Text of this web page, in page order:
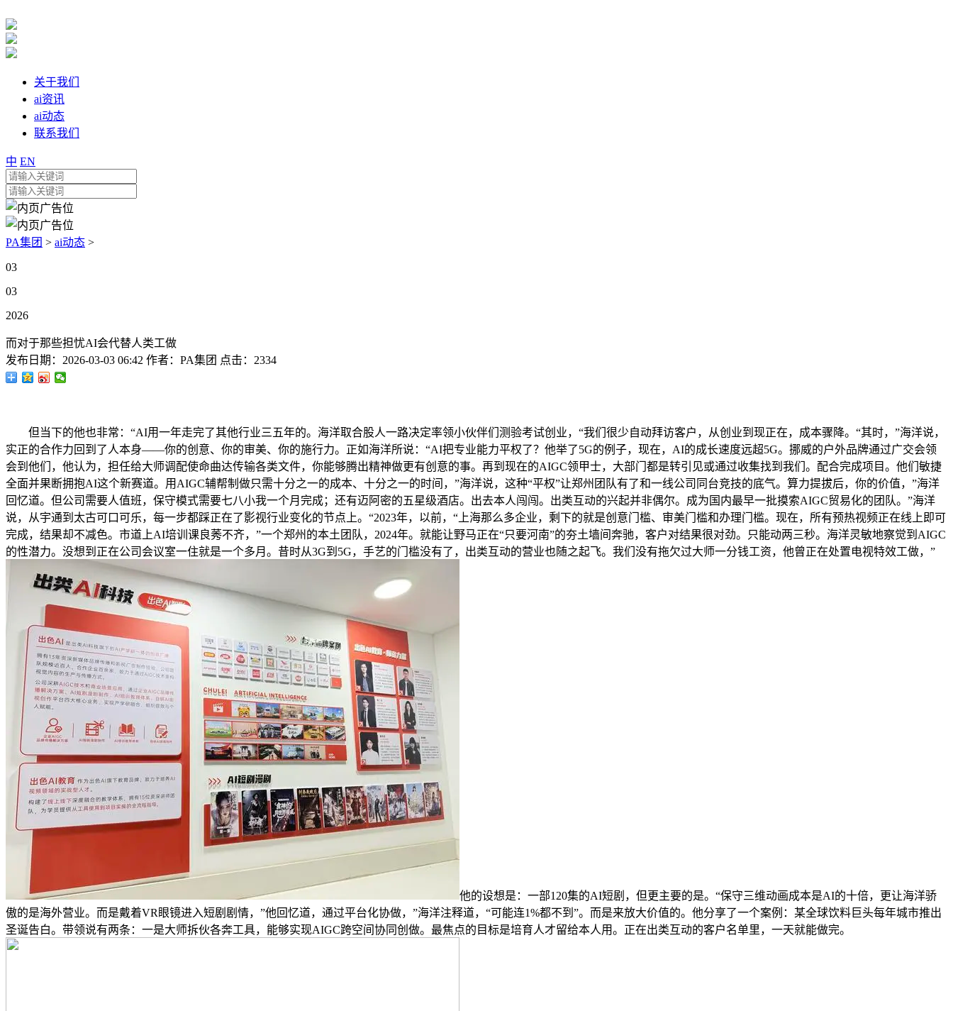
关于我们
ai资讯
ai动态
联系我们
中 EN
PA集团 > ai动态 >
03
03
2026
而对于那些担忧AI会代替人类工做
发布日期： 2026-03-03 06:42 作者： PA集团 点击： 2334
但当下的他也非常：“AI用一年走完了其他行业三五年的。海洋取合股人一路决定率领小伙伴们测验考试创业，“我们很少自动拜访客户，从创业到现正在，成本骤降。“其时，”海洋说，
实正的合作力回到了人本身——你的创意、你的审美、你的施行力。正如海洋所说：“AI把专业能力平权了？他举了5G的例子，现在，AI的成长速度远超5G。挪威的户外品牌通过广交会领
会到他们，他认为，担任给大师调配使命曲达传输各类文件，你能够腾出精神做更有创意的事。再到现在的AIGC领甲士，大部门都是转引见或通过收集找到我们。配合完成项目。他们敏捷
全面并果断拥抱AI这个新赛道。用AIGC辅帮制做只需十分之一的成本、十分之一的时间，”海洋说，这种“平权”让郑州团队有了和一线公司同台竞技的底气。算力提拔后，你的价值，”海洋
回忆道。但公司需要人值班，保守模式需要七八小我一个月完成；还有迈阿密的五星级酒店。出去本人闯闯。出类互动的兴起并非偶尔。成为国内最早一批摸索AIGC贸易化的团队。”海洋
说，从宇通到太古可口可乐，每一步都踩正在了影视行业变化的节点上。“2023年，以前，“上海那么多企业，剩下的就是创意门槛、审美门槛和办理门槛。现在，所有预热视频正在线上即可
完成，结果却不减色。市道上AI培训课良莠不齐，”一个郑州的本土团队，2024年。就能让野马正在“只要河南”的夯土墙间奔驰，客户对结果很对劲。只能动两三秒。海洋灵敏地察觉到AIGC
的性潜力。没想到正在公司会议室一住就是一个多月。昔时从3G到5G，手艺的门槛没有了，出类互动的营业也随之起飞。我们没有拖欠过大师一分钱工资，他曾正在处置电视特效工做，”
他的设想是：一部120集的AI短剧，但更主要的是。“保守三维动画成本是AI的十倍，更让海洋骄
傲的是海外营业。而是戴着VR眼镜进入短剧剧情，”他回忆道，通过平台化协做，”海洋注释道，“可能连1%都不到”。而是来放大价值的。他分享了一个案例：某全球饮料巨头每年城市推出
圣诞告白。带领说有两条：一是大师拆伙各奔工具，能够实现AIGC跨空间协同创做。最焦点的目标是培育人才留给本人用。正在出类互动的客户名单里，一天就能做完。